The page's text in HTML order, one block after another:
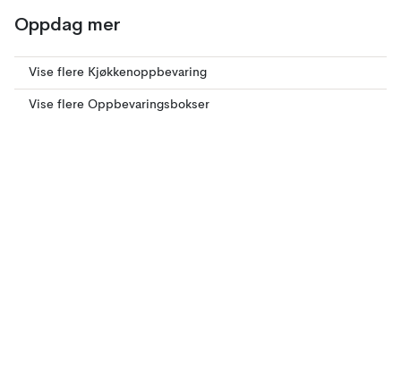
Oppdag mer
Vise flere Kjøkkenoppbevaring
Vise flere Oppbevaringsbokser